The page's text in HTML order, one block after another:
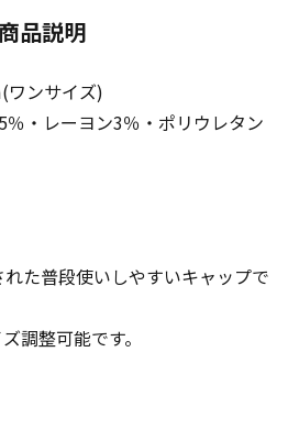
商品説明
ンサイズ)
・レーヨン3％・ポリウレタン
た普段使いしやすいキャップで
調整可能です。